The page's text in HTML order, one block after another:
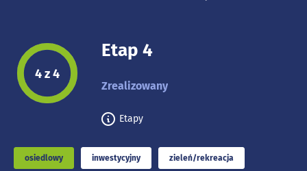
Etap projektu:
4 z 4
Etap 4
Zrealizowany
Etapy
osiedlowy inwestycyjny zieleń/rekreacja